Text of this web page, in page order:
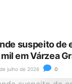
suspeito de
em Várzea
julho de 2026 0